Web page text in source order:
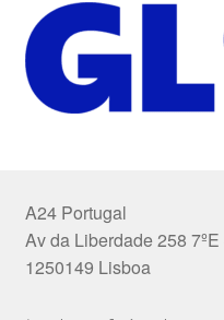
A24 Portugal
Av da Liberdade 258
1250149 Lisboa